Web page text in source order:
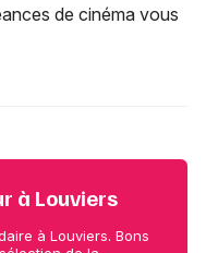
de cinéma vous
à Louviers
à Louviers. Bons